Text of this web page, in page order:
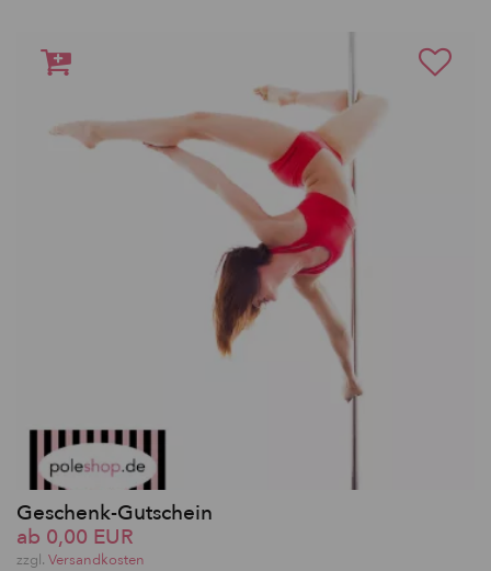
Geschenk-Gutschein
ab 0,00 EUR
zzgl. Versandkosten